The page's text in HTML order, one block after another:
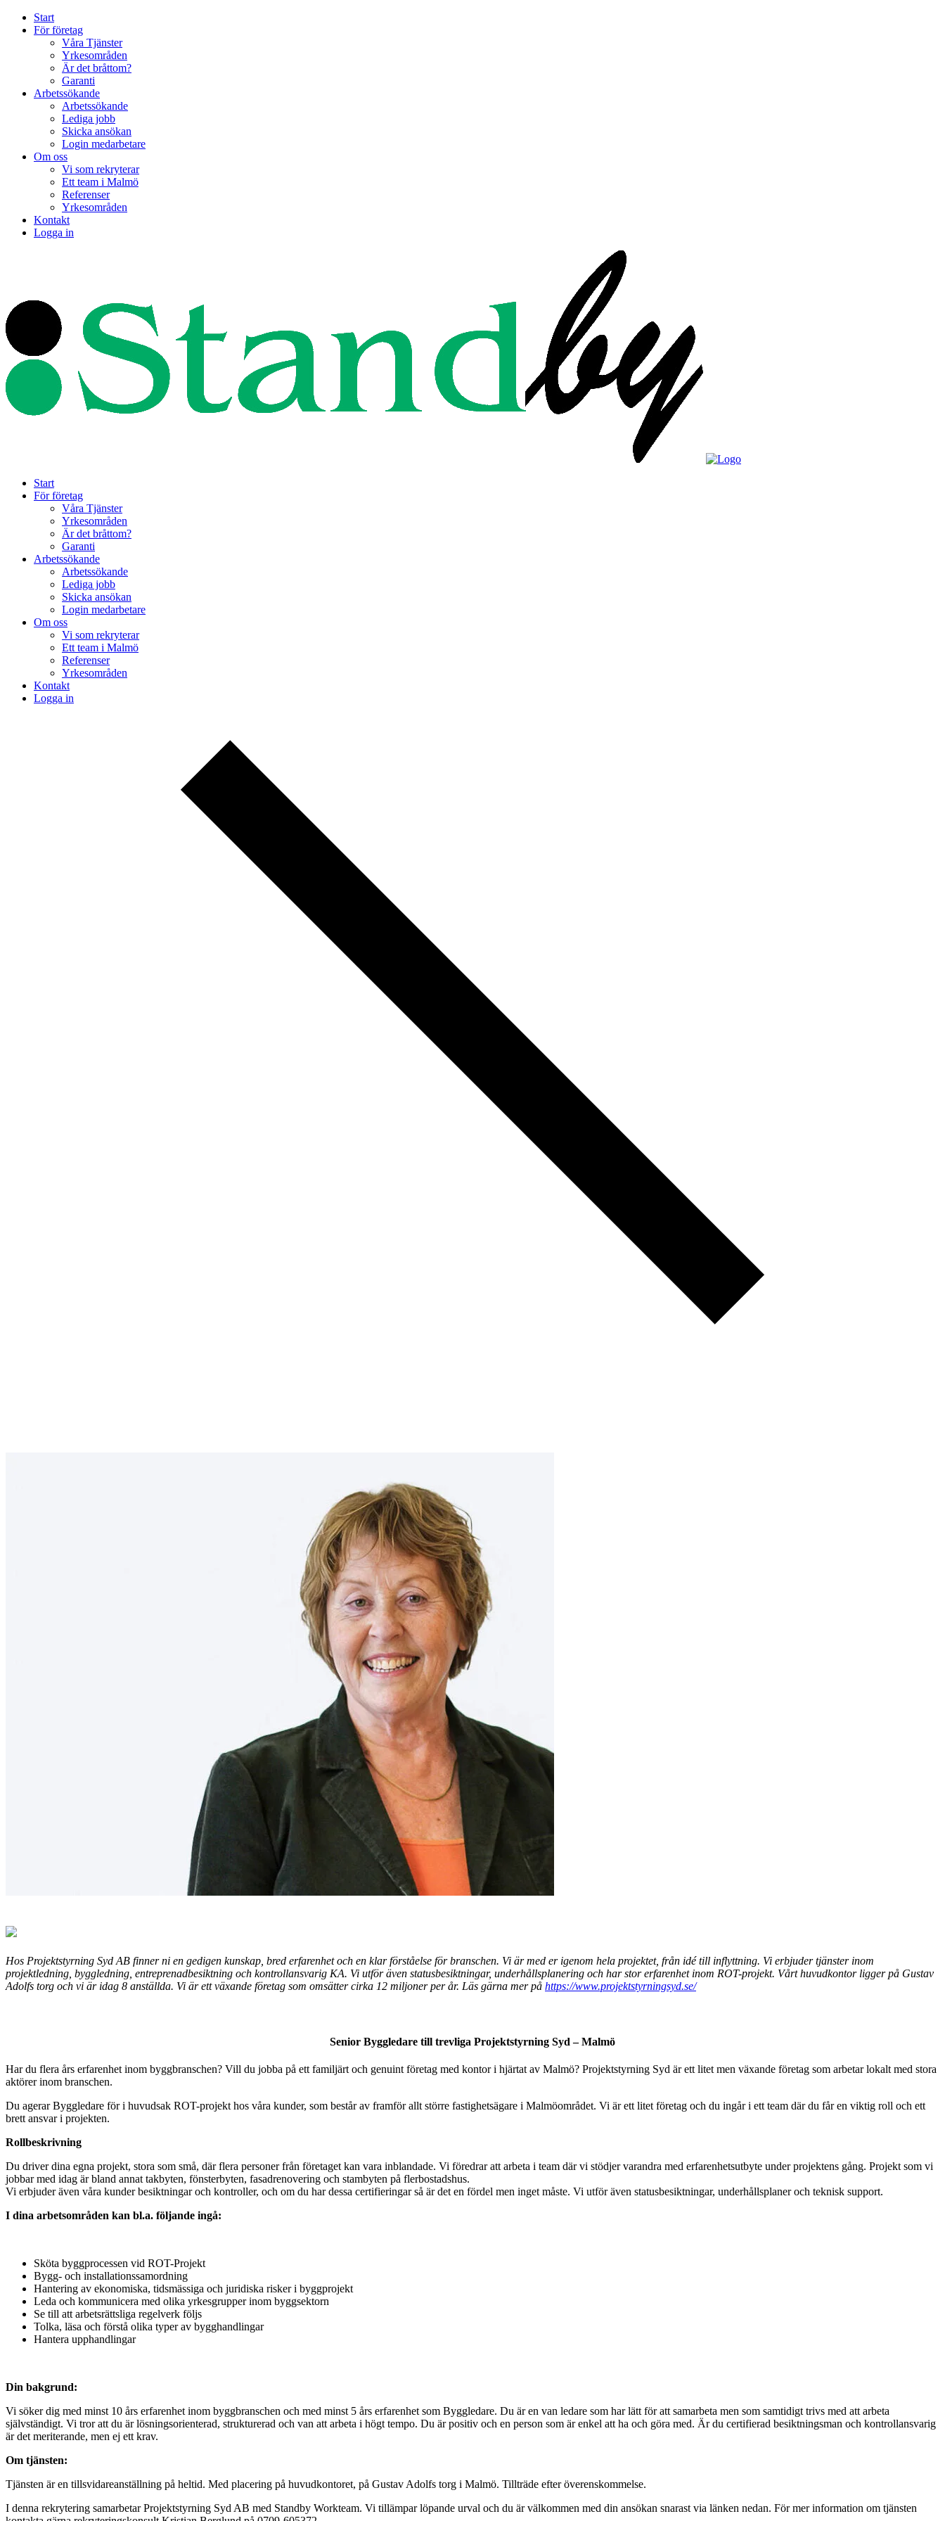
Start
För företag
Våra Tjänster
Yrkesområden
Är det bråttom?
Garanti
Arbetssökande
Arbetssökande
Lediga jobb
Skicka ansökan
Login medarbetare
Om oss
Vi som rekryterar
Ett team i Malmö
Referenser
Yrkesområden
Kontakt
Logga in
Start
För företag
Våra Tjänster
Yrkesområden
Är det bråttom?
Garanti
Arbetssökande
Arbetssökande
Lediga jobb
Skicka ansökan
Login medarbetare
Om oss
Vi som rekryterar
Ett team i Malmö
Referenser
Yrkesområden
Kontakt
Logga in
Hos Projektstyrning Syd AB finner ni en gedigen kunskap, bred erfarenhet och en klar förståelse för branschen. Vi är med er igenom hela projektet, från idé till inflyttning. Vi erbjuder tjänster inom
projektledning, byggledning, entreprenadbesiktning och kontrollansvarig KA. Vi utför även statusbesiktningar, underhållsplanering och har stor erfarenhet inom ROT-projekt. Vårt huvudkontor ligger på Gustav
Adolfs torg och vi är idag 8 anställda. Vi är ett växande företag som omsätter cirka 12 miljoner per år. Läs gärna mer på https://www.projektstyrningsyd.se/
Senior Byggledare till trevliga Projektstyrning Syd – Malmö
Har du flera års erfarenhet inom byggbranschen? Vill du jobba på ett familjärt och genuint företag med kontor i hjärtat av Malmö? Projektstyrning Syd är ett litet men växande företag som arbetar lokalt med stora
aktörer inom branschen.
Du agerar Byggledare för i huvudsak ROT-projekt hos våra kunder, som består av framför allt större fastighetsägare i Malmöområdet. Vi är ett litet företag och du ingår i ett team där du får en viktig roll och ett
brett ansvar i projekten.
Rollbeskrivning
Du driver dina egna projekt, stora som små, där flera personer från företaget kan vara inblandade. Vi föredrar att arbeta i team där vi stödjer varandra med erfarenhetsutbyte under projektens gång. Projekt som vi
jobbar med idag är bland annat takbyten, fönsterbyten, fasadrenovering och stambyten på flerbostadshus.
Vi erbjuder även våra kunder besiktningar och kontroller, och om du har dessa certifieringar så är det en fördel men inget måste. Vi utför även statusbesiktningar, underhållsplaner och teknisk support.
I dina arbetsområden kan bl.a. följande ingå:
Sköta byggprocessen vid ROT-Projekt
Bygg- och installationssamordning
Hantering av ekonomiska, tidsmässiga och juridiska risker i byggprojekt
Leda och kommunicera med olika yrkesgrupper inom byggsektorn
Se till att arbetsrättsliga regelverk följs
Tolka, läsa och förstå olika typer av bygghandlingar
Hantera upphandlingar
Din bakgrund:
Vi söker dig med minst 10 års erfarenhet inom byggbranschen och med minst 5 års erfarenhet som Byggledare. Du är en van ledare som har lätt för att samarbeta men som samtidigt trivs med att arbeta
självständigt. Vi tror att du är lösningsorienterad, strukturerad och van att arbeta i högt tempo. Du är positiv och en person som är enkel att ha och göra med. Är du certifierad besiktningsman och kontrollansvarig
är det meriterande, men ej ett krav.
Om tjänsten:
Tjänsten är en tillsvidareanställning på heltid. Med placering på huvudkontoret, på Gustav Adolfs torg i Malmö. Tillträde efter överenskommelse.
I denna rekrytering samarbetar Projektstyrning Syd AB med Standby Workteam. Vi tillämpar löpande urval och du är välkommen med din ansökan snarast via länken nedan. För mer information om tjänsten